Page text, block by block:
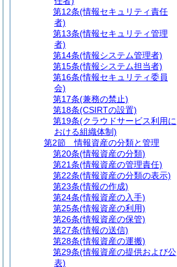
第12条(情報セキュリティ責任
者)
第13条(情報セキュリティ管理
者)
第14条(情報システム管理者)
第15条(情報システム担当者)
第16条(情報セキュリティ委員
会)
第17条(兼務の禁止)
第18条(CSIRTの設置)
第19条(クラウドサービス利用に
おける組織体制)
第2節
情報資産の分類と管理
第20条(情報資産の分類)
第21条(情報資産の管理責任)
第22条(情報資産の分類の表示)
第23条(情報の作成)
第24条(情報資産の入手)
第25条(情報資産の利用)
第26条(情報資産の保管)
第27条(情報の送信)
第28条(情報資産の運搬)
第29条(情報資産の提供および公
表)